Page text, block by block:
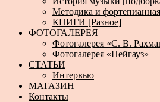
Методика и
КНИГИ [Разное]
ФОТОГАЛЕРЕЯ
Фотогалерея «С. В.
Фотогалерея «Нейгауз»
СТАТЬИ
Интервью
МАГАЗИН
Контакты